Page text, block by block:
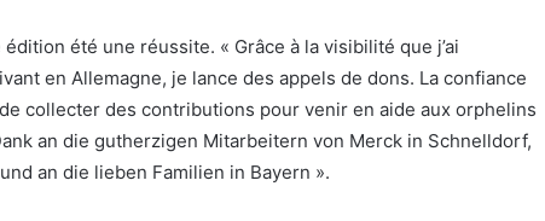
été une réussite. « Grâce à la visibilité que j’ai
en Allemagne, je lance des appels de dons. La confiance
collecter des contributions pour venir en aide aux orphelins
an die gutherzigen Mitarbeitern von Merck in Schnelldorf,
an die lieben Familien in Bayern ».